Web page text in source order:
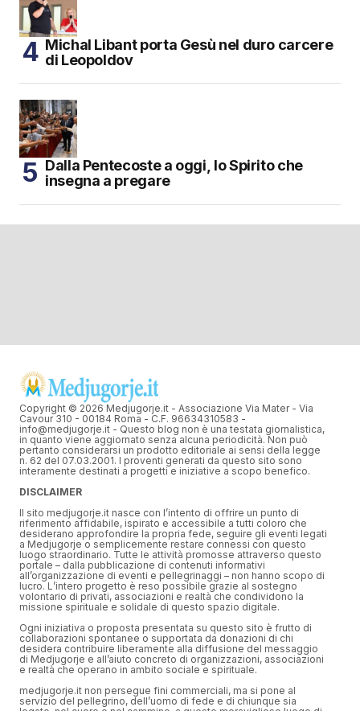
Michal Libant porta Gesù nel duro carcere
di Leopoldov
Dalla Pentecoste a oggi, lo Spirito che
insegna a pregare
Copyright © 2026 Medjugorje.it - Associazione Via Mater - Via
Cavour 310 - 00184 Roma - C.F. 96634310583 -
info@medjugorje.it - Questo blog non è una testata giornalistica,
in quanto viene aggiornato senza alcuna periodicità. Non può
pertanto considerarsi un prodotto editoriale ai sensi della legge
n. 62 del 07.03.2001. I proventi generati da questo sito sono
interamente destinati a progetti e iniziative a scopo benefico.
DISCLAIMER
Il sito medjugorje.it nasce con l’intento di offrire un punto di
riferimento affidabile, ispirato e accessibile a tutti coloro che
desiderano approfondire la propria fede, seguire gli eventi legati
a Medjugorje o semplicemente restare connessi con questo
luogo straordinario. Tutte le attività promosse attraverso questo
portale – dalla pubblicazione di contenuti informativi
all’organizzazione di eventi e pellegrinaggi – non hanno scopo di
lucro. L’intero progetto è reso possibile grazie al sostegno
volontario di privati, associazioni e realtà che condividono la
missione spirituale e solidale di questo spazio digitale.
Ogni iniziativa o proposta presentata su questo sito è frutto di
collaborazioni spontanee o supportata da donazioni di chi
desidera contribuire liberamente alla diffusione del messaggio
di Medjugorje e all’aiuto concreto di organizzazioni, associazioni
e realtà che operano in ambito sociale e spirituale.
medjugorje.it non persegue fini commerciali, ma si pone al
servizio del pellegrino, dell’uomo di fede e di chiunque sia